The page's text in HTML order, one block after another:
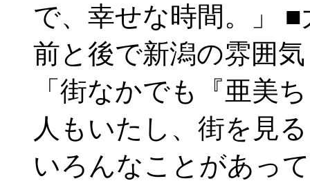
で、幸せな時間。」
前と後で新潟の雰囲
「街なかでも『亜美
人もいたし、街を見
いろんなことがあっ